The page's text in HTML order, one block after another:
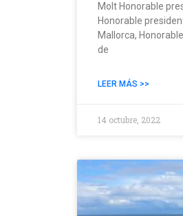
Molt Honorable
Honorable
Mallorca,
de
LEER MÁS >>
14 octubre, 2022